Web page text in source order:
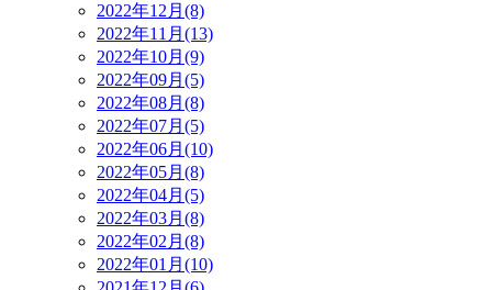
2022年12月(8)
2022年11月(13)
2022年10月(9)
2022年09月(5)
2022年08月(8)
2022年07月(5)
2022年06月(10)
2022年05月(8)
2022年04月(5)
2022年03月(8)
2022年02月(8)
2022年01月(10)